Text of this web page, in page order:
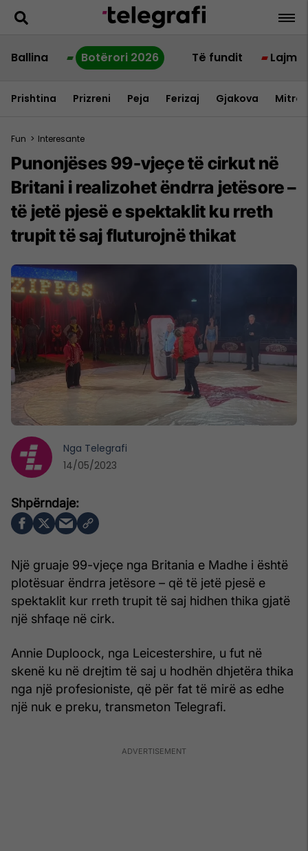
Ballina Botërori 2026 Të fundit Lajme
Prishtina Prizreni Peja Ferizaj Gjakova
Fun > Interesante
Punonjëses 99-vjeçe të cirkut në
Britani i realizohet ëndrra jetësore –
të jetë pjesë e spektaklit ku rreth
trupit të saj fluturojnë thikat
Një gruaje 99-vjeçe nga Britania e Madhe i është
plotësuar ëndrra jetësore – që të jetë pjesë e
spektaklit kur rreth trupit të saj hidhen thika gjatë
një shfaqe në cirk.
Annie Duploock, nga Leicestershire, u fut në
skenë ku në drejtim të saj u hodhën dhjetëra thika
nga një profesioniste, që për fat të mirë as edhe
një nuk e preku, transmeton Telegrafi.
Nga Telegrafi
14/05/2023